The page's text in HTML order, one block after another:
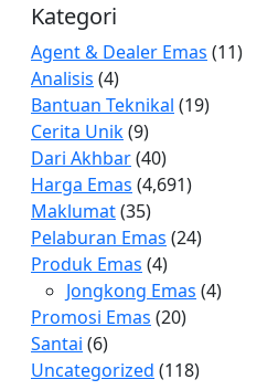
Kategori
Agent & Dealer Emas (11)
Analisis (4)
Bantuan Teknikal (19)
Cerita Unik(9)
Dari Akhbar(40)
Harga Emas (4,691)
Maklumat(35)
Pelaburan Emas (24)
Produk Emas (4)
Jongkong Emas (4)
Promosi Emas (20)
Santai (6)
Uncategorized (118)